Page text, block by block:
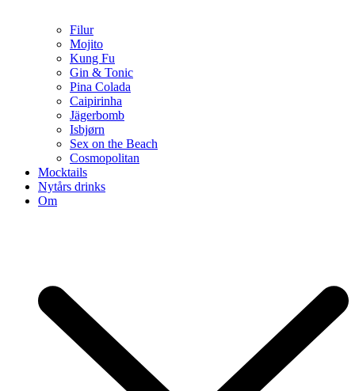
Filur
Mojito
Kung Fu
Gin & Tonic
Pina Colada
Caipirinha
Jägerbomb
Isbjørn
Sex on the Beach
Cosmopolitan
Mocktails
Nytårs drinks
Om